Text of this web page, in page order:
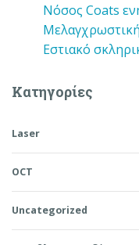
Νόσος Coats
Εστιακό
Kατηγορίες
Laser
OCT
Uncategorized